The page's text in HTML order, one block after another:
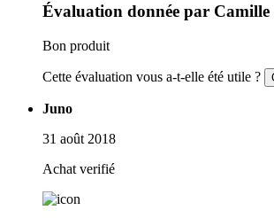
Évaluation donnée par Camille
Bon produit
Cette évaluation vous a-t-elle été utile ?
Juno
31 août 2018
Achat verifié